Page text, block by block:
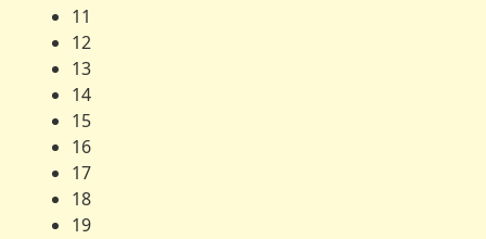
11
12
13
14
15
16
17
18
19